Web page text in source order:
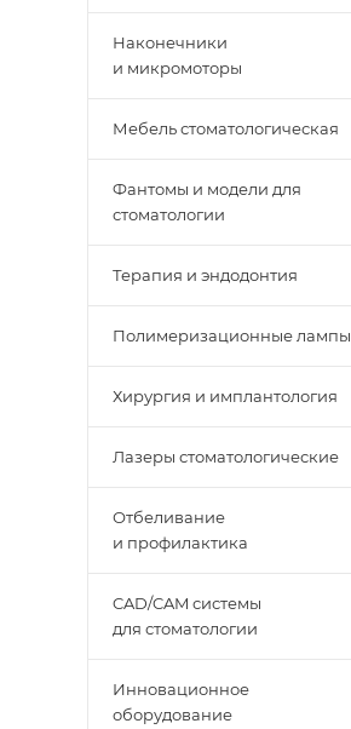
Наконечники
и микромоторы
Мебель стоматологическая
Фантомы и модели для
стоматологии
Терапия и эндодонтия
Полимеризационные лампы
Хирургия и имплантология
Лазеры стоматологические
Отбеливание
и профилактика
CAD/CAM системы
для стоматологии
Инновационное
оборудование